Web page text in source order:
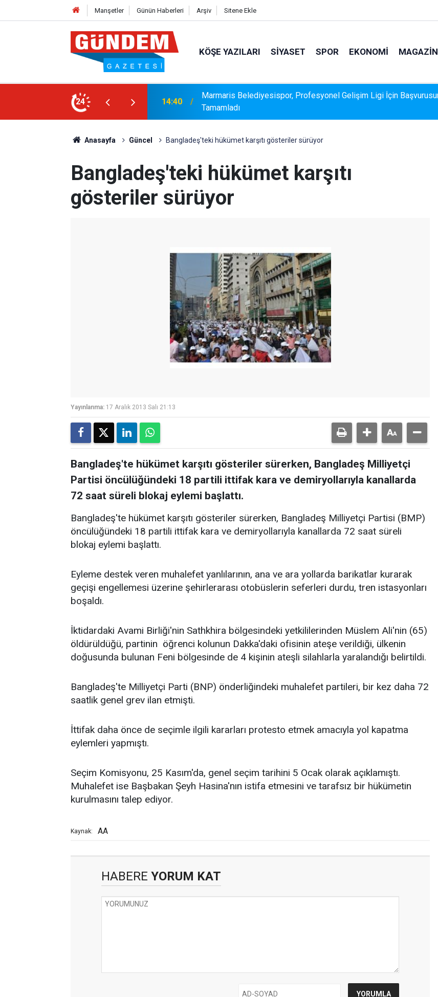
Manşetler Günün Haberleri Arşiv Sitene Ekle
KÖŞE YAZILARI SIYASET SPOR EKONOMI MAGAZIN
24
Gelişim Ligi İçin Başvurusunu
14:15 Bakanlık Veri Sunamadı: Metin Ergun'dan Turizm Eleştirisi
Anasayfa Güncel Bangladeş'teki hükümet karşıtı gösteriler sürüyor
Bangladeş'teki hükümet karşıtı
gösteriler sürüyor
Yayınlanma: 17 Aralık 2013 Salı 21:13
Bangladeş'te hükümet karşıtı gösteriler sürerken, Bangladeş Milliyetçi
Partisi öncülüğündeki 18 partili ittifak kara ve demiryollarıyla kanallarda
72 saat süreli blokaj eylemi başlattı.
Bangladeş'te hükümet karşıtı gösteriler sürerken, Bangladeş Milliyetçi Partisi (BMP)
öncülüğündeki 18 partili ittifak kara ve demiryollarıyla kanallarda 72 saat süreli
blokaj eylemi başlattı.
Eyleme destek veren muhalefet yanlılarının, ana ve ara yollarda barikatlar kurarak
geçişi engellemesi üzerine şehirlerarası otobüslerin seferleri durdu, tren istasyonları
boşaldı.
İktidardaki Avami Birliği'nin Sathkhira bölgesindeki yetkililerinden Müslem Ali'nin (65)
öldürüldüğü, partinin öğrenci kolunun Dakka'daki ofisinin ateşe verildiği, ülkenin
doğusunda bulunan Feni bölgesinde de 4 kişinin ateşli silahlarla yaralandığı belirtildi.
Bangladeş'te Milliyetçi Parti (BNP) önderliğindeki muhalefet partileri, bir kez daha 72
saatlik genel grev ilan etmişti.
İttifak daha önce de seçimle ilgili kararları protesto etmek amacıyla yol kapatma
eylemleri yapmıştı.
Seçim Komisyonu, 25 Kasım'da, genel seçim tarihini 5 Ocak olarak açıklamıştı.
Muhalefet ise Başbakan Şeyh Hasina'nın istifa etmesini ve tarafsız bir hükümetin
kurulmasını talep ediyor.
Kaynak: AA
HABERE YORUM KAT